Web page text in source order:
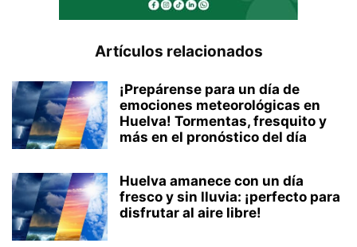
Artículos relacionados
¡Prepárense para un día de
emociones meteorológicas en
Huelva! Tormentas, fresquito y
más en el pronóstico del día
Huelva amanece con un día
fresco y sin lluvia: ¡perfecto para
disfrutar al aire libre!